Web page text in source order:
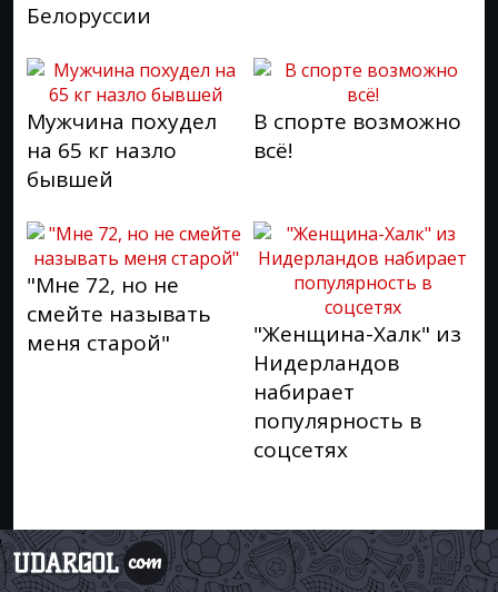
Белоруссии
Мужчина похудел
на 65 кг назло
бывшей
В спорте возможно
всё!
"Мне 72, но не
смейте называть
меня старой"
"Женщина-Халк" из
Нидерландов
набирает
популярность в
соцсетях